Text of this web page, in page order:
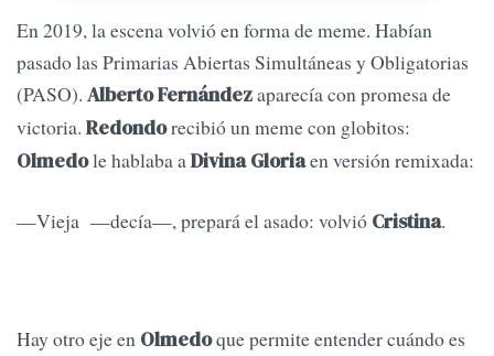
En 2019, la escena volvió en forma de meme. Habían
pasado las Primarias Abiertas Simultáneas y Obligatorias
(PASO). Alberto Fernándezaparecía con promesa de
victoria. Redondorecibió un meme con globitos:
Olmedole hablaba aDivina Gloriaen versión remixada:
—Vieja —decía—, prepará el asado: volvió Cristina.
Hay otro eje en Olmedoque permite entender cuándo es